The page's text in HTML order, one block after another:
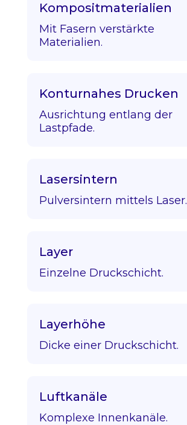
Kompositmaterialien
Mit Fasern verstärkte
Materialien.
Konturnahes Drucken
Ausrichtung entlang der
Lastpfade.
Lasersintern
Pulversintern mittels Laser.
Layer
Einzelne Druckschicht.
Layerhöhe
Dicke einer Druckschicht.
Luftkanäle
Komplexe Innenkanäle.